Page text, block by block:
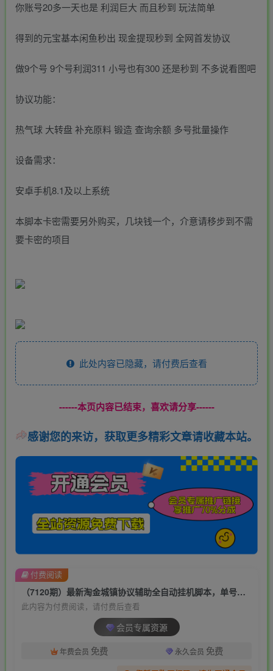
你账号20多一天也是 利润巨大 而且秒到 玩法简单
得到的元宝基本闲鱼秒出 现金提现秒到 全网首发协议
做9个号 9个号利润311 小号也有300 还是秒到 不多说看图吧
协议功能：
热气球 大转盘 补充原料 锻造 查询余额 多号批量操作
设备需求：
安卓手机8.1及以上系统
本脚本卡密需要另外购买，几块钱一个，介意请移步到不需
要卡密的项目
此处内容已隐藏，请付费后查看
------本页内容已结束，喜欢请分享------
感谢您的来访，获取更多精彩文章请收藏本站。
（7120期）最新淘金城镇协议辅助全自动挂机脚本，单号零撸200+多号多撸【脚本+教程】
此内容为付费阅读，请付费后查看
会员专属资源
年费会员 免费 永久会员 免费
付费阅读